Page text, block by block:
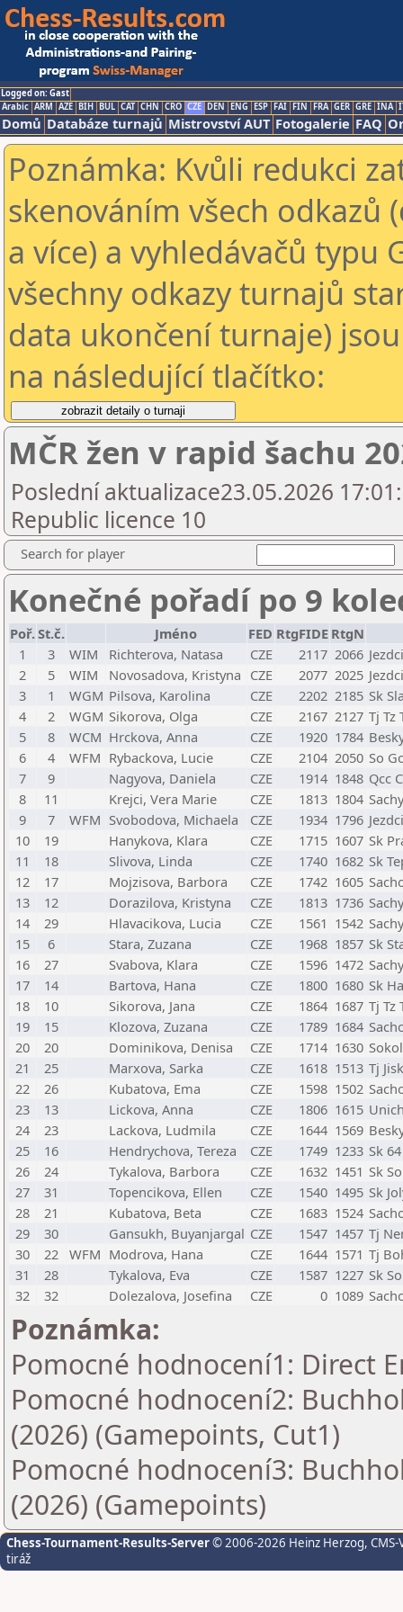
Logged on: Gast
Arabic ARM AZE BIH BUL CAT CHN CRO CZE DEN ENG ESP FAI FIN FRA GER GRE INA
Domů Databáze turnajů Mistrovství AUT Fotogalerie FAQ
Poznámka: Kvůli redukci
skenováním všech odkazů
a více) a vyhledávačů typu
všechny odkazy turnajů
data ukončení turnaje)
na následující tlačítko:
MČR žen v rapid šachu
Poslední aktualizace23.05.2026
Republic licence 10
Search for player
Konečné pořadí po 9
Poř.St.č. Jméno FED RtgFIDE RtgN
1
3 WIM Richterova, Natasa CZE 2117 2066
2
5 WIM Novosadova, Kristyna CZE 2077 2025
3
1 WGM Pilsova, Karolina CZE 2202 2185 Sk
4
2 WGM Sikorova, Olga CZE 2167 2127 Tj Tz
5
8 WCM Hrckova, Anna CZE 1920 1784
6
4 WFM Rybackova, Lucie CZE 2104 2050 So
7
9 Nagyova, Daniela CZE 1914 1848 Qcc
8
11 Krejci, Vera Marie CZE 1813 1804
9
7 WFM Svobodova, Michaela CZE 1934 1796
10
19 Hanykova, Klara CZE 1715 1607 Sk
11
18 Slivova, Linda CZE 1740 1682 Sk
12
17 Mojzisova, Barbora CZE 1742 1605
13
12 Dorazilova, Kristyna CZE 1813 1736
14
29 Hlavacikova, Lucia CZE 1561 1542
15
6 Stara, Zuzana CZE 1968 1857 Sk
16
27 Svabova, Klara CZE 1596 1472
17
14 Bartova, Hana CZE 1800 1680 Sk
18
10 Sikorova, Jana CZE 1864 1687 Tj Tz
19
15 Klozova, Zuzana CZE 1789 1684
20
20 Dominikova, Denisa CZE 1714 1630
21
25 Marxova, Sarka CZE 1618 1513 Tj
22
26 Kubatova, Ema CZE 1598 1502
23
13 Lickova, Anna CZE 1806 1615
24
23 Lackova, Ludmila CZE 1644 1569
25
16 Hendrychova, Tereza CZE 1749 1233 Sk
26
24 Tykalova, Barbora CZE 1632 1451 Sk
27
31 Topencikova, Ellen CZE 1540 1495 Sk
28
21 Kubatova, Beta CZE 1683 1524
29
30 Gansukh, Buyanjargal CZE 1547 1457 Tj
30
22 WFM Modrova, Hana CZE 1644 1571 Tj
31
28 Tykalova, Eva CZE 1587 1227 Sk
32
32 Dolezalova, Josefina CZE 0 1089
Poznámka:
Pomocné hodnocení1: Direct
Pomocné hodnocení2:
(2026) (Gamepoints, Cut1)
Pomocné hodnocení3:
(2026) (Gamepoints)
Chess-Tournament-Results-Server© 2006-2026 Heinz Herzog,
tiráž